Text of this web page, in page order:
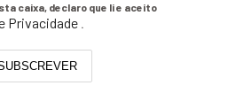
caixa, declaro que li e aceito
Privacidade .